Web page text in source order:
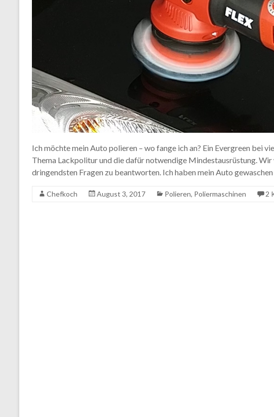
Ich möchte mein Auto polieren – wo fange ich an? Ein Evergreen bei
Thema Lackpolitur und die dafür notwendige Mindestausrüstung. Wir
dringendsten Fragen zu beantworten. Ich haben mein Auto gewaschen
Chefkoch August 3, 2017 Polieren, Poliermaschinen 2